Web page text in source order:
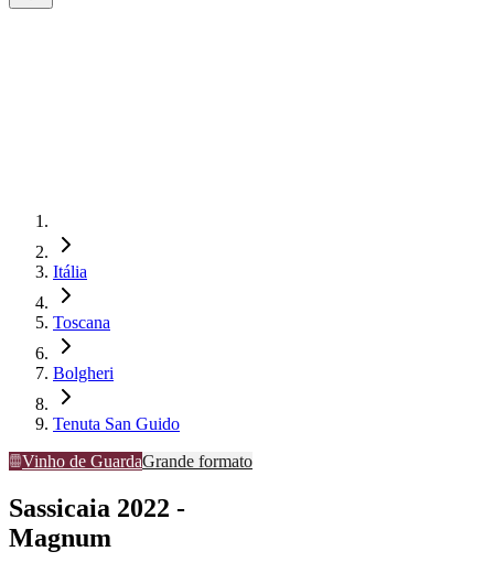
Itália
Toscana
Bolgheri
Tenuta San Guido
Vinho de GuardaGrande formato
Sassicaia 2022 -
Magnum